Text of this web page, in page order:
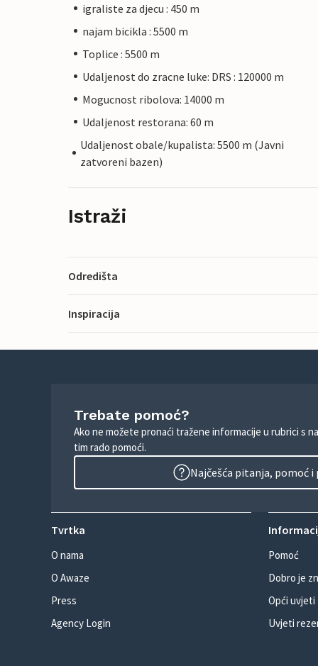
igraliste za djecu : 450 m
najam bicikla : 5500 m
Toplice : 5500 m
Udaljenost do zracne luke: DRS : 120000 m
Mogucnost ribolova: 14000 m
Udaljenost restorana: 60 m
Udaljenost obale/kupalista: 5500 m (Javni
zatvoreni bazen)
Istraži
Odredišta
Inspiracija
Trebate pomoć?
Ako ne možete pronaći tražene informacije u rubrici s
tim rado pomoći.
Najčešća pitanja, pomoć i
Tvrtka
O nama
O Awaze
Press
Agency Login
Pomoć
Dobro je
Opći uvjeti
Uvjeti